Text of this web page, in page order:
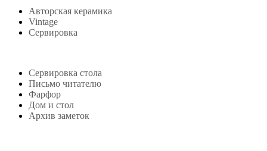
Авторская керамика
Vintage
Сервировка
Сервировка стола
Письмо читателю
Фарфор
Дом и стол
Архив заметок